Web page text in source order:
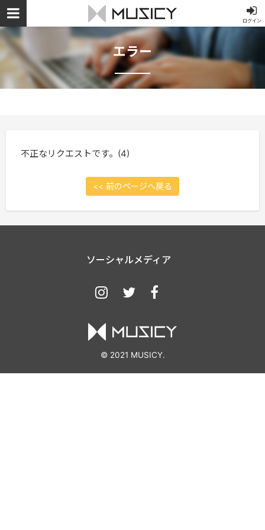
ログイン
エラー
不正なリクエストです。(4)
<< 前のページへ戻る
ソーシャルメディア
© 2021 MUSICY.